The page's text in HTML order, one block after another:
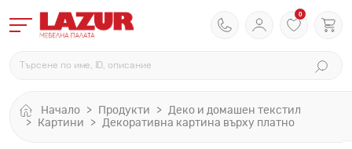
0
Начало Продукти
Деко и домашен текстил
Картини
Декоративна картина върху платно